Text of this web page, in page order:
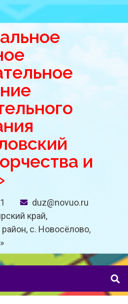
и
duz@novuo.ru
край,
с. Новосёлово,